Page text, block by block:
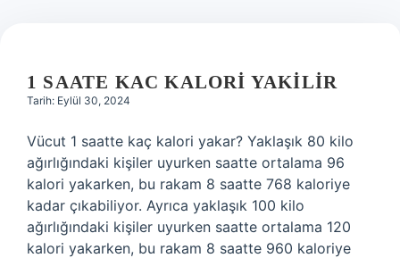
1 SAATE KAC KALORI YAKILIR
Tarih: Eylül 30, 2024
Vücut 1 saatte kaç kalori yakar? Yaklaşık 80 kilo
ağırlığındaki kişiler uyurken saatte ortalama 96
kalori yakarken, bu rakam 8 saatte 768 kaloriye
kadar çıkabiliyor. Ayrıca yaklaşık 100 kilo
ağırlığındaki kişiler uyurken saatte ortalama 120
kalori yakarken, bu rakam 8 saatte 960 kaloriye